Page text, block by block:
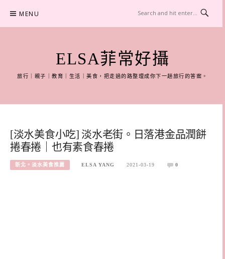
content
MENU
ELSA菲常好攝
旅行｜親子｜教育｜生活｜美食，把走過的路整理成你下一趟旅行的答案。
[淡水美食小吃] 淡水老街。日落港金品潤餅
捲春捲｜也有素食春捲
新北。淡水美食推薦 ELSA YANG 2021-03-19 0